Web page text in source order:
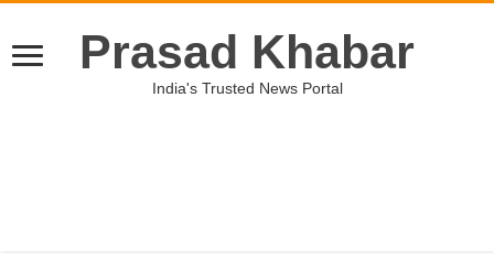
Prasad Khabar
India's Trusted News Portal